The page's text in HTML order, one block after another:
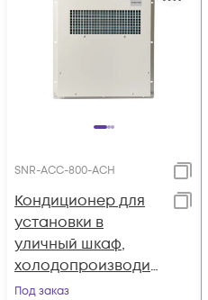
SNR-ACC-800-АСH
Кондиционер для
установки в
уличный шкаф,
холодопроизводит
ельность 800Вт, со
Под заказ